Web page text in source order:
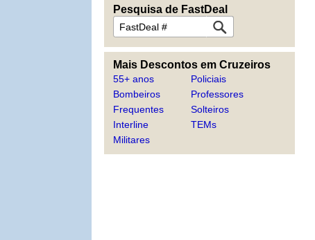
Pesquisa de FastDeal
Mais Descontos em Cruzeiros
55+ anos
Bombeiros
Frequentes
Interline
Militares
Policiais
Professores
Solteiros
TEMs